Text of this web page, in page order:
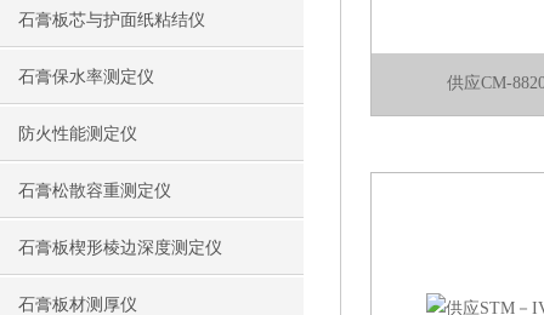
石膏板芯与护面纸粘结仪
石膏保水率测定仪
防火性能测定仪
石膏松散容重测定仪
石膏板楔形棱边深度测定仪
石膏板材测厚仪
供应CM-